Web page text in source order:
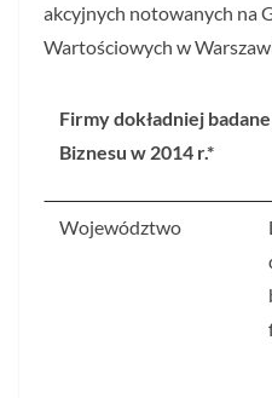
akcyjnych notowanych na
Wartościowych w
Firmy dokładniej
Biznesu w 2014 r.*
Województwo